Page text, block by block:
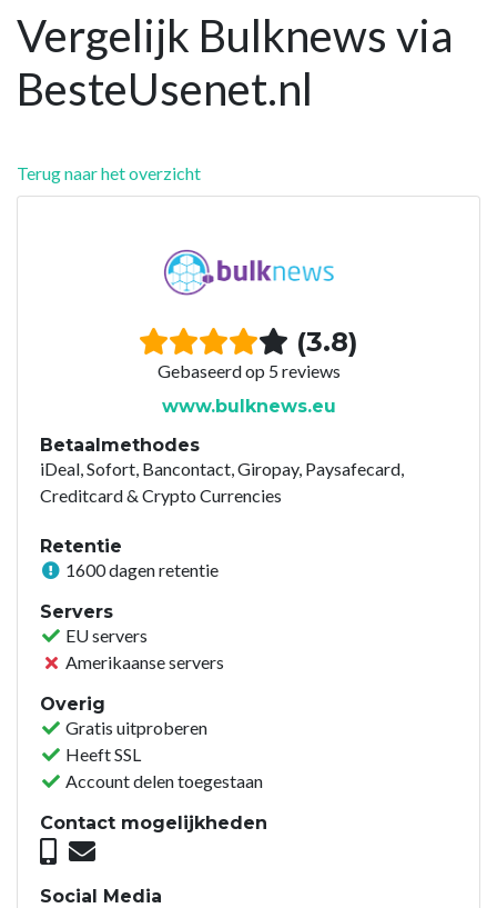
Vergelijk Bulknews via
BesteUsenet.nl
Terug naar het overzicht
(3.8)
Gebaseerd op 5 reviews
www.bulknews.eu
Betaalmethodes
iDeal, Sofort, Bancontact, Giropay, Paysafecard,
Creditcard & Crypto Currencies
Retentie
1600 dagen retentie
Servers
EU servers
Amerikaanse servers
Overig
Gratis uitproberen
Heeft SSL
Account delen toegestaan
Contact mogelijkheden
Social Media